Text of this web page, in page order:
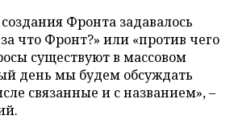
Фронта задавалось
что Фронт?» или «против чего
существуют в массовом
день мы будем обсуждать
связанные и с названием», –